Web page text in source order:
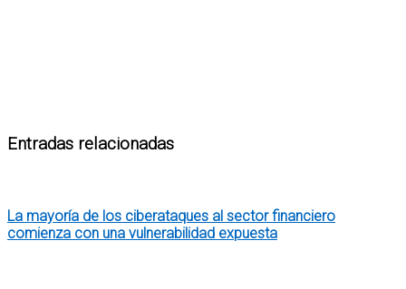
Entradas relacionadas
La mayoría de los ciberataques al sector financiero
comienza con una vulnerabilidad expuesta